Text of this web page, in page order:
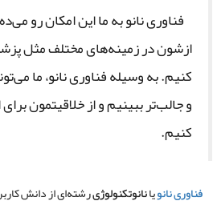
فناوری نانو به ما این امکان رو
ازشون در زمینه‌های مختلف مثل
کنیم. به وسیله فناوری نانو، ما
و جالب‌تر ببینیم و از خلاقیتمون
کنیم.
فناوری نانویانانوتکنولوژیرشته‌ای از دانش